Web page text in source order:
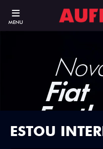
MENU
ESTOU